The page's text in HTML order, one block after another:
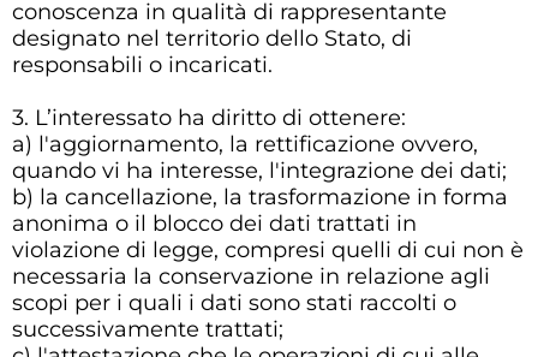
conoscenza in qualità di rappresentante
designato nel territorio dello Stato, di
responsabili o incaricati.
3. L’interessato ha diritto di ottenere:
a) l'aggiornamento, la rettificazione ovvero,
quando vi ha interesse, l'integrazione dei dati;
b) la cancellazione, la trasformazione in forma
anonima o il blocco dei dati trattati in
violazione di legge, compresi quelli di cui non è
necessaria la conservazione in relazione agli
scopi per i quali i dati sono stati raccolti o
successivamente trattati;